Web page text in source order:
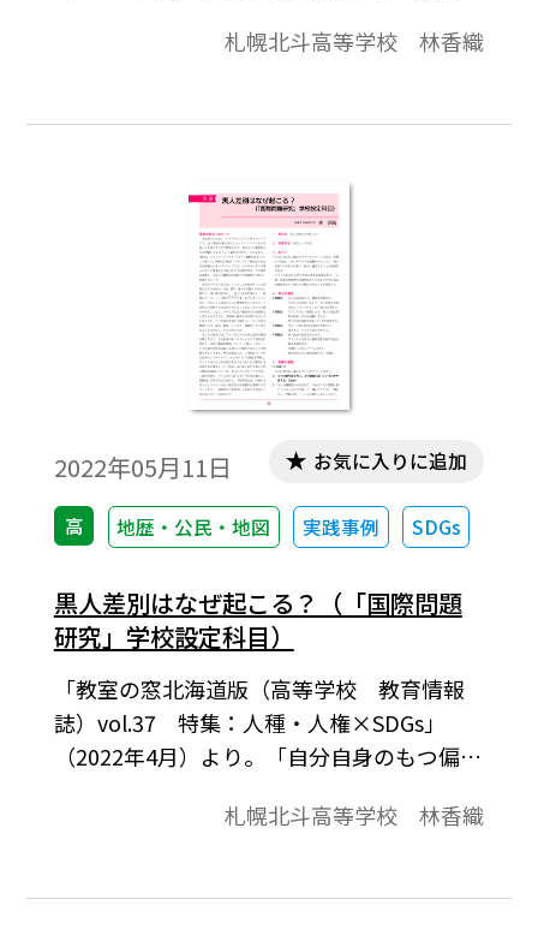
ステレオタイプは根拠が十分になく、相手
との危険性を知る。アメリカにおける黒人
地政策や奴隷制度を正当化するために、政
治的意図をもって創られた概念であること
を理解する。日本国内で見られる差別の事
例について調べ、レポートにまとめること
札幌北斗高等学校 林香織
2022年05月11日
高 地歴・公民・地図 実践事例 SDGs
お気に入りに追加
黒人差別はなぜ起こる？（「国際問題
研究」学校設定科目）
「教室の窓北海道版（高等学校 教育情報
誌）vol.37 特集：人種・人権×SDGs」
（2022年4月）より。「自分自身のもつ偏見
リカにおける黒人差別の歴史的経緯を学ん
概念であることを理解する」ことをねらい
札幌北斗高等学校 林香織